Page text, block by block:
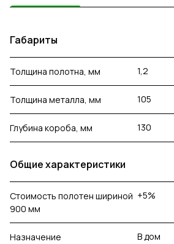
Габариты
Толщина полотна, мм 1,2
Толщина металла, мм 105
Глубина короба, мм 130
Общие характеристики
Стоимость полотен шириной
900 мм
+5%
Назначение В дом